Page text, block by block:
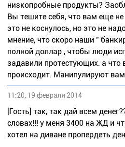
низкопробные продукты?
Вы тешите себя, что вам еще
это не коснулось, но это не
мнение, что скоро наши "
полной доллар , чтобы люди
задавили протестующих. а что
происходит. Манипулируют
11:20, 19 февраля 2014
[Гость] так, так дай всем
словах!!! у меня 3400 на ЖД и
хотел на диване пропердеть